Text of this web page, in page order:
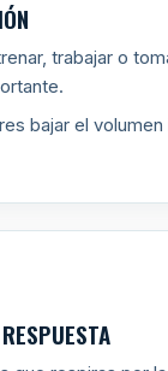
trabajar o
bajar el volumen